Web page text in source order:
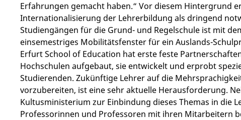
Erfahrungen gemacht haben.“ Vor diesem Hintergrund
Internationalisierung der Lehrerbildung als dringend
Studiengängen für die Grund- und Regelschule ist mit
einsemestriges Mobilitätsfenster für ein Auslands-
Erfurt School of Education hat erste feste
Hochschulen aufgebaut, sie entwickelt und erprobt
Studierenden. Zukünftige Lehrer auf die
vorzubereiten, ist eine sehr aktuelle Herausforderung.
Kultusministerium zur Einbindung dieses Themas in die
Professorinnen und Professoren mit ihren Mitarbeitern